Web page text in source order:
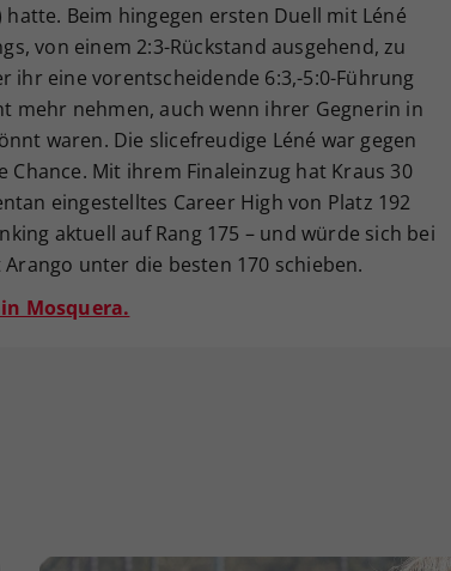
Beim hingegen ersten Duell mit Léné
von einem 2:3-Rückstand ausgehend, zu
ihr eine vorentscheidende 6:3,-5:0-Führung
mehr nehmen, auch wenn ihrer Gegnerin in
waren. Die slicefreudige Léné war gegen
Chance. Mit ihrem Finaleinzug hat Kraus 30
eingestelltes Career High von Platz 192
aktuell auf Rang 175 – und würde sich bei
unter die besten 170 schieben.
Mosquera.